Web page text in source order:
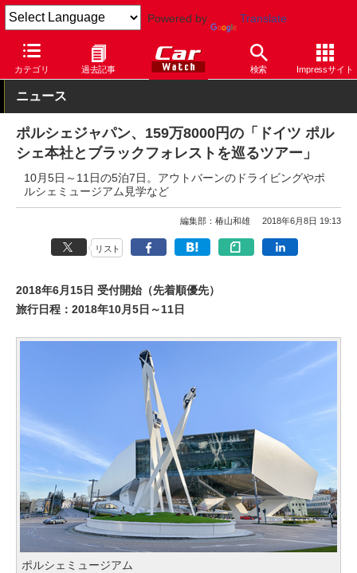
Powered by Translate
カテゴリ 過去記事 検索 Impressサイト
Car Watch 自動車 ポルシェ
ニュース
ポルシェジャパン、159万8000円の「ドイツ ポル
シェ本社とブラックフォレストを巡るツアー」
10月5日～11日の5泊7日。アウトバーンのドライビングやポ
ルシェミュージアム見学など
編集部：椿山和雄 2018年6月8日 19:13
リスト
2018年6月15日 受付開始（先着順優先）
旅行日程：2018年10月5日～11日
ポルシェミュージアム